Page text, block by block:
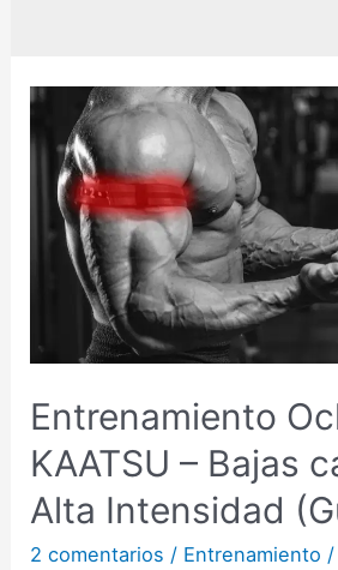
Entrenamiento
KAATSU – Bajas
Alta Intensidad
2 comentarios / Entrenamiento